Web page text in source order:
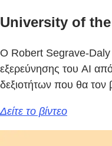
University of
Ο Robert Segrave-Daly
εξερεύνησης του AI
δεξιοτήτων που θα
Δείτε το βίντεο